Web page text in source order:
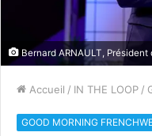
Bernard ARNAULT, Président
Accueil / IN THE LOOP /
GOOD MORNING